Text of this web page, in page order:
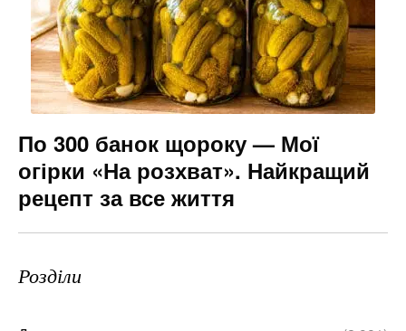
По 300 банок щороку — Мої
огірки «На розхват». Найкращий
рецепт за все життя
Розділи